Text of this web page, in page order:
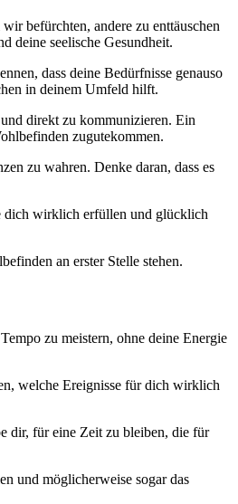
befürchten, andere zu enttäuschen
deine seelische Gesundheit.
dass deine Bedürfnisse genauso
in deinem Umfeld hilft.
direkt zu kommunizieren. Ein
zugutekommen.
zu wahren. Denke daran, dass es
dich wirklich erfüllen und glücklich
an erster Stelle stehen.
zu meistern, ohne deine Energie
welche Ereignisse für dich wirklich
dir, für eine Zeit zu bleiben, die für
und möglicherweise sogar das